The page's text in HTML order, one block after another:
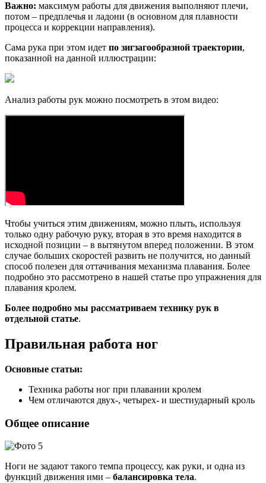
Важно: максимум работы для движения выполняют плечи,
потом – предплечья и ладони (в основном для плавности
процесса и коррекции направления).
Сама рука при этом идет по зигзагообразной траектории,
показанной на данной иллюстрации:
Анализ работы рук можно посмотреть в этом видео:
Чтобы учиться этим движениям, можно плыть, используя
только одну рабочую руку, вторая в это время находится в
исходной позиции – в вытянутом вперед положении. В этом
случае больших скоростей развить не получится, но данный
способ полезен для оттачивания механизма плавания. Более
подробно это рассмотрено в нашей статье про упражнения для
плавания кролем.
Более подробно мы рассматриваем технику рук в
отдельной статье.
Правильная работа ног
Основные статьи:
Техника работы ног при плавании кролем
Чем отличаются двух-, четырех- и шестиударный кроль
Общее описание
Ноги не задают такого темпа процессу, как руки, и одна из
функций движения ими – балансировка тела.